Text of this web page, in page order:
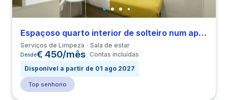
Espaçoso quarto interior de solteiro num apartamento com 4 quartos em El Raval
Serviços de Limpeza Sala de estar
Desde€ 450/mês Contas incluídas
Disponível a partir de 01 ago 2027
Top senhorio